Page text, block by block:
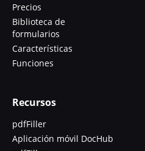
Precios
Biblioteca de
formularios
Características
Funciones
Recursos
pdfFiller
Aplicación móvil DocHub